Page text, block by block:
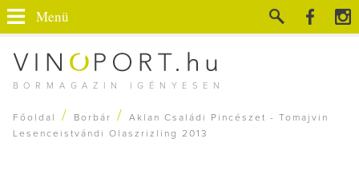
BORMAGAZIN IGÉNYESEN
Menü
Főoldal / Borbár /
Aklan Családi Pincészet - Tomajvin
Lesenceistvándi Olaszrizling 2013